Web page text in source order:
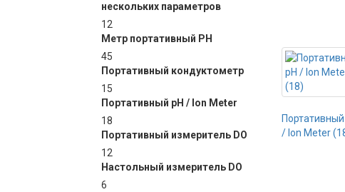
нескольких параметров
12
Метр портативный PH
45
Портативный кондуктометр
15
Портативный pH / Ion Meter
18
Портативный измеритель DO
12
Настольный измеритель DO
6
Портативный
/ Ion Meter